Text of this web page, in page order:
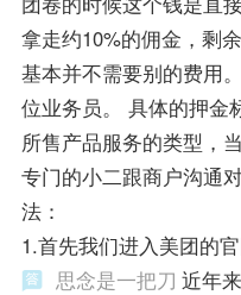
拿走约10%的佣金，剩
基本并不需要别的费用
位业务员。 具体的押金
所售产品服务的类型，
专门的小二跟商户沟通
法：
1.首先我们进入美团的官
思念是一把刀 近年